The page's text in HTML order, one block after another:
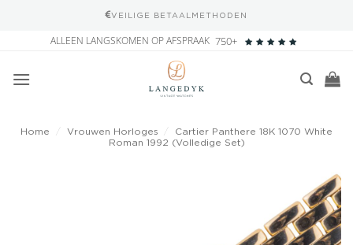
VEILIGE BETAALMETHODEN
inhoud
ALLEEN LANGSKOMEN OP AFSPRAAK 750+
Home Vrouwen Horloges
Cartier Panthere 18K 1070 White
Roman 1992 (Volledige Set)
Add to
wishlist